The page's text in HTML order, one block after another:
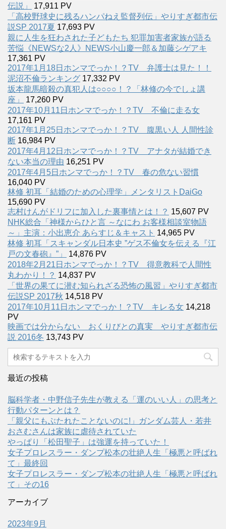
伝説」
17,911 PV
「高校野球史に残るハンパねえ監督列伝」やりすぎ都市伝
説SP 2017夏 17,693 PV
親に人生を狂わされた子どもたち 犯罪加害者家族が語る
苦悩《NEWSな2人》NEWS小山慶一郎＆加藤シゲアキ
17,361 PV
2017年1月18日ホンマでっか！？TV 弁護士は見た！！
泥沼不倫ランキング 17,332 PV
坂本龍馬暗殺の真犯人は○○○○！？「林修の今でしょ講
座」
17,260 PV
2017年10月11日ホンマでっか！？TV 不倫に走る女
17,161 PV
2017年1月25日ホンマでっか！？TV 腹黒い人 人間性診
断 16,984 PV
2017年4月12日ホンマでっか！？TV アナタが結婚でき
ない本当の理由 16,251 PV
2017年4月5日ホンマでっか！？TV 春の危ない習慣
16,040 PV
林修 初耳「結婚のための心理学」メンタリストDaiGo
15,690 PV
志村けんがドリフに加入した裏事情とは！？ 15,607 PV
NHK総合「神様からひと言 ～なにわ お客様相談室物語
～」主演：小出恵介 あらすじ＆キャスト 14,965 PV
林修 初耳「スキャンダル日本史 ”ゲス不倫女を伝える『江
戸の文春砲』”」
14,876 PV
2018年2月21日ホンマでっか！？TV 得意教科で人間性
丸わかり！？ 14,837 PV
「世界の果てに潜む知られざる恐怖の風習」やりすぎ都市
伝説SP 2017秋 14,518 PV
2017年10月11日ホンマでっか！？TV キレる女 14,218
PV
映画では分からない おくりびとの真実 やりすぎ都市伝
説 2016冬 13,743 PV
最近の投稿
脳科学者・中野信子先生が教える「運のいい人」の思考と
行動パターンとは？
「親父にもぶたれたことないのに!」ガンダム芸人・若井
おさむさんは家族に虐待されていた
やっぱり「松田聖子」は強運を持っていた！
女子プロレスラー・ダンプ松本の壮絶人生「極悪と呼ばれ
て」最終回
女子プロレスラー・ダンプ松本の壮絶人生「極悪と呼ばれ
て」その16
アーカイブ
2023年9月